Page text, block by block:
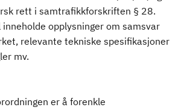
rett i samtrafikkforskriften § 28.
opplysninger om samsvar
relevante tekniske spesifikasjoner
mv.
er å forenkle